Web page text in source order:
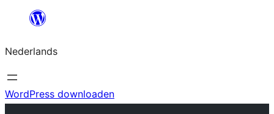
de
inhoud
Nederlands
WordPress downloaden